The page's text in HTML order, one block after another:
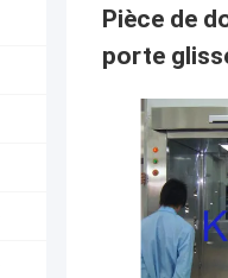
Pièce de
porte